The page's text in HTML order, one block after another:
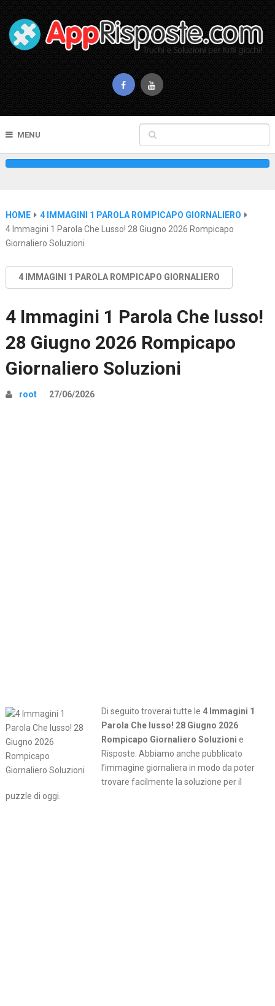
MENU
HOME
4 IMMAGINI 1 PAROLA ROMPICAPO GIORNALIERO
4 Immagini 1 Parola Che Lusso! 28 Giugno 2026 Rompicapo
Giornaliero Soluzioni
4 IMMAGINI 1 PAROLA ROMPICAPO GIORNALIERO
4 Immagini 1 Parola Che lusso!
28 Giugno 2026 Rompicapo
Giornaliero Soluzioni
root 27/06/2026
Di seguito troverai tutte le 4 Immagini 1
Parola Che lusso! 28 Giugno 2026
Rompicapo Giornaliero Soluzioni e
Risposte. Abbiamo anche pubblicato
l’immagine giornaliera in modo da poter
trovare facilmente la soluzione per il
puzzle di oggi.